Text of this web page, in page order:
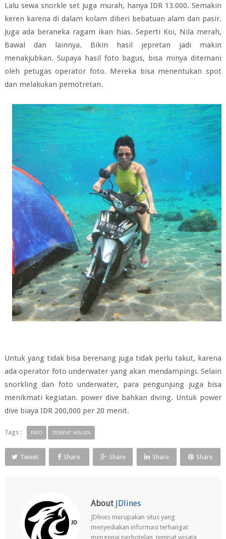
Lalu sewa snorkle set juga murah, hanya IDR 13.000. Semakin
keren karena di dalam kolam diberi bebatuan alam dan pasir.
Juga ada beraneka ragam ikan hias. Seperti Koi, Nila merah,
Bawal dan lainnya. Bikin hasil jepretan jadi makin
menakjubkan. Supaya hasil foto bagus, bisa minya ditemani
oleh petugas operator foto. Mereka bisa menentukan spot
dan melakukan pemotretan.
Untuk yang tidak bisa berenang juga tidak perlu takut, karena
ada operator foto underwater yang akan mendampingi. Selain
snorkling dan foto underwater, para pengunjung juga bisa
menikmati kegiatan. power dive bahkan diving. Untuk power
dive biaya IDR 200,000 per 20 menit.
Tags : INFO TEMPAT WISATA
Tweet Share Share Share Share
About JDlines
JDlines merupakan situs yang
menyediakan informasi terhangat
mengenai perhotelan, tempat wisata,